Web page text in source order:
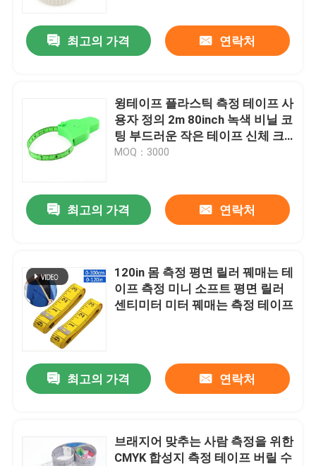
최고의 가격 연락처
윙테이프 플라스틱 측정 테이프 사
용자 정의 2m 80inch 녹색 비닐 코
팅 부드러운 작은 테이프 신체 크
기의 측정
MOQ：3000
최고의 가격 연락처
120in 몸 측정 평면 릴러 꿰매는 테
이프 측정 미니 소프트 평면 릴러
센티미터 미터 꿰매는 측정 테이프
최고의 가격 연락처
브래지어 맞추는 사람 측정을 위한
CMYK 합성지 측정 테이프 버릴 수